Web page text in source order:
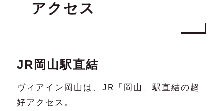
アクセス
JR岡山駅直結
ヴィアイン岡山は、JR「岡山」駅直結の超
好アクセス。
Breakfast
Access
Members
（公式サイト
ポイント
宿泊時に獲得
無料チケットなどに交換可能
会員マイページ
メンバーズクラブのご案内
会員登録確認メール再送